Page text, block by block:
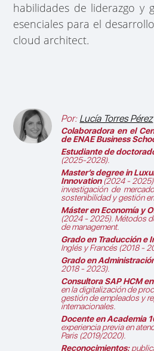
habilidades de liderazgo y
esenciales para el
cloud architect.
Por: Lucía Torres Pérez
Colaboradora en el
de ENAE Business
Estudiante de
(2025-2028).
Master’s degree in
Innovation(2024 - 2025).
investigación de
sostenibilidad y gestión
Máster en Economía y
(2024 - 2025). Métodos
de management.
Grado en Traducción e
Inglés y Francés (2018 -
Grado en
2018 - 2023).
Consultora SAP HCM
en la digitalización de
gestión de empleados y
internacionales.
Docente en Academia
experiencia previa en
Paris (2019/2020).
Reconocimientos: